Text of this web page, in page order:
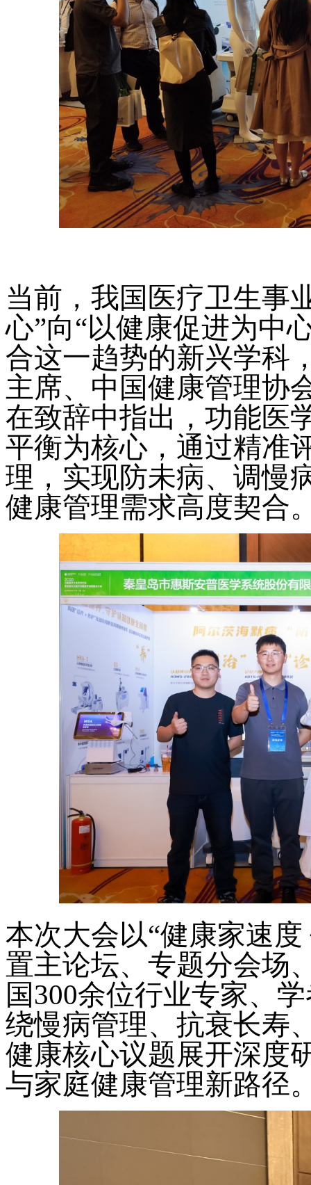
当前，我国医疗卫生事
心”向“以健康促进为中
合这一趋势的新兴学科
主席、中国健康管理协
在致辞中指出，功能医
平衡为核心，通过精准
理，实现防未病、调慢
健康管理需求高度契合
本次大会以“健康家速
置主论坛、专题分会场
国300余位行业专家、
绕慢病管理、抗衰长寿
健康核心议题展开深度
与家庭健康管理新路径